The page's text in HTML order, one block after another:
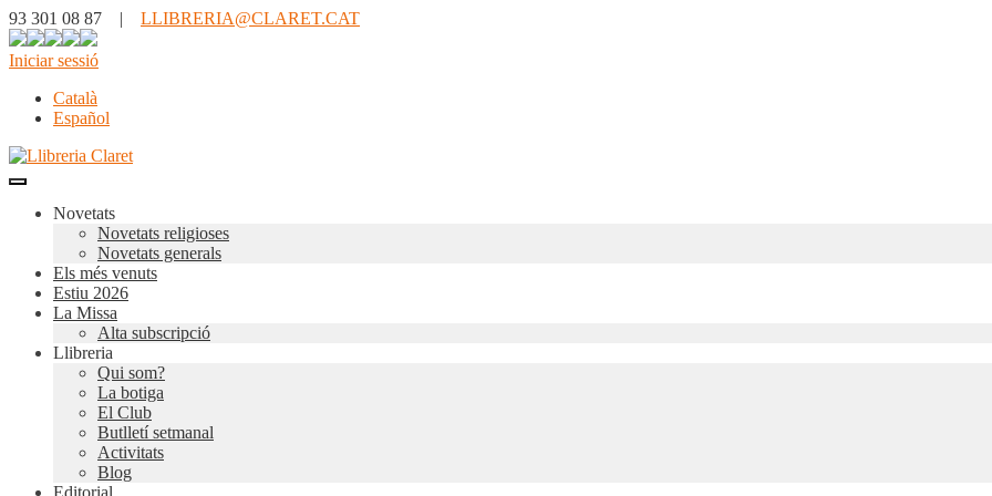
93 301 08 87 | LLIBRERIA@CLARET.CAT
Iniciar sessió
Català
Español
Novetats
Novetats religioses
Novetats generals
Els més venuts
Estiu 2026
La Missa
Alta subscripció
Llibreria
Qui som?
La botiga
El Club
Butlletí setmanal
Activitats
Blog
Editorial